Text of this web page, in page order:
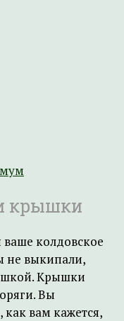
крышки
ваше колдовское
не выкипали,
Крышки
Вы
как вам кажется,